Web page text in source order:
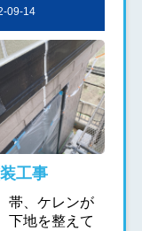
09-14
工事
、ケレンが
下地を整えて